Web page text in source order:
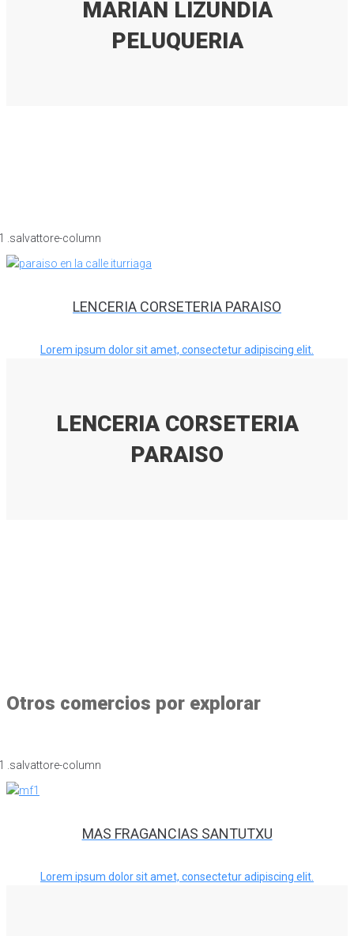
MARIAN LIZUNDIA
PELUQUERIA
LENCERIA CORSETERIA PARAISO
Lorem ipsum dolor sit amet, consectetur adipiscing elit.
LENCERIA CORSETERIA
PARAISO
Otros comercios por explorar
MAS FRAGANCIAS SANTUTXU
Lorem ipsum dolor sit amet, consectetur adipiscing elit.